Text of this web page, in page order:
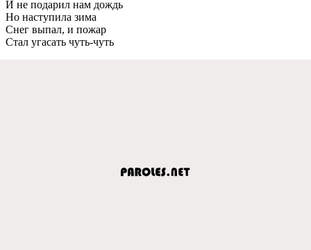
И не подарил нам дождь
Но наступила зима
Снег выпал, и пожар
Стал угасать чуть-чуть